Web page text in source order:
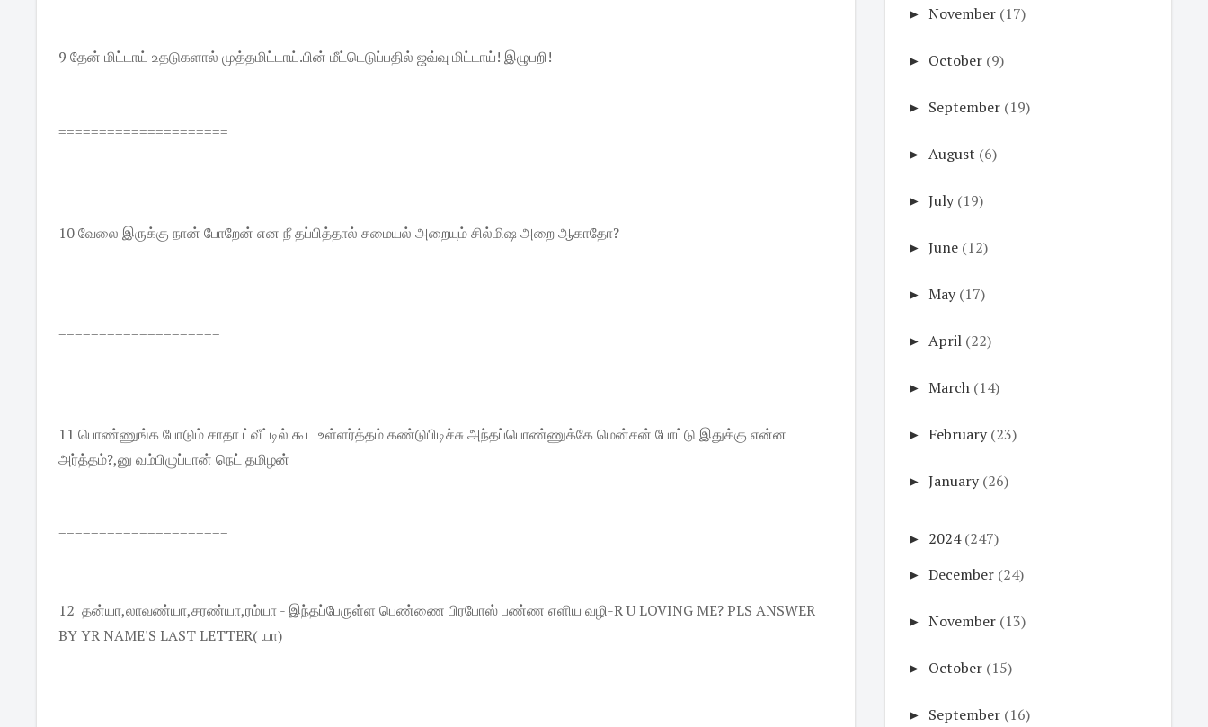
9 தேன் மிட்டாய் உதடுகளால் முத்தமிட்டாய்.பின் மீட்டெடுப்பதில் ஜவ்வு மிட்டாய்! இழுபறி!
=====================
10 வேலை இருக்கு நான் போறேன் என நீ தப்பித்தால் சமையல் அறையும் சில்மிஷ அறை ஆகாதோ?
====================
11 பொண்ணுங்க போடும் சாதா ட்வீட்டில் கூட உள்ளர்த்தம் கண்டுபிடிச்சு அந்தப்பொண்ணுக்கே மென்சன் போட்டு இதுக்கு என்ன
அர்த்தம்?,னு வம்பிழுப்பான் நெட் தமிழன்
=====================
12 தன்யா,லாவண்யா,சரண்யா,ரம்யா - இந்தப்பேருள்ள பெண்ணை பிரபோஸ் பண்ண எளிய வழி-R U LOVING ME? PLS ANSWER
BY YR NAME'S LAST LETTER( யா)
► November (17)
► October (9)
► September (19)
► August (6)
► July (19)
► June (12)
► May (17)
► April (22)
► March (14)
► February (23)
► January (26)
► 2024 (247)
► December (24)
► November (13)
► October (15)
► September (16)